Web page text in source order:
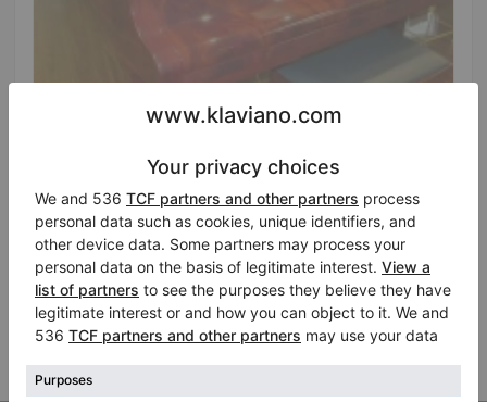
Demande de prix
Hot
Neufs, Sauter, Omega 220
Pays:États-Unis
Ville:Bellevue